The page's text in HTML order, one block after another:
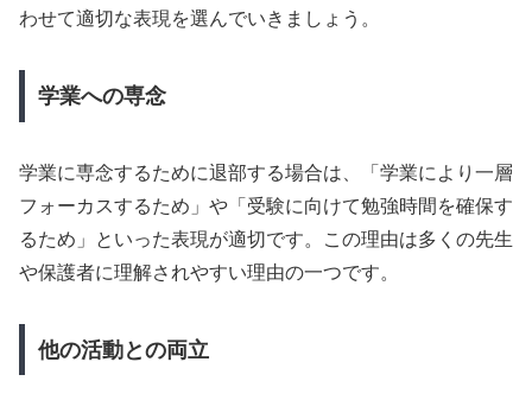
わせて適切な表現を選んでいきましょう。
学業への専念
学業に専念するために退部する場合は、「学業により一層
フォーカスするため」や「受験に向けて勉強時間を確保す
るため」といった表現が適切です。この理由は多くの先生
や保護者に理解されやすい理由の一つです。
他の活動との両立